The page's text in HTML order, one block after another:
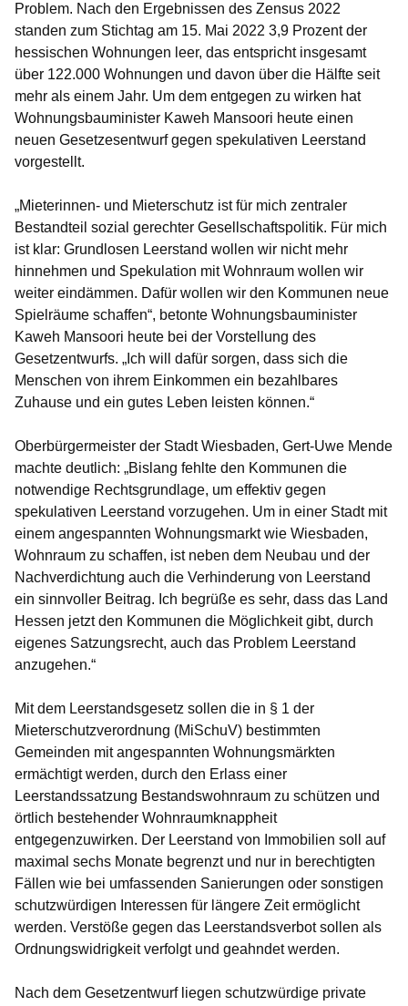
Problem. Nach den Ergebnissen des Zensus 2022
standen zum Stichtag am 15. Mai 2022 3,9 Prozent der
hessischen Wohnungen leer, das entspricht insgesamt
über 122.000 Wohnungen und davon über die Hälfte seit
mehr als einem Jahr. Um dem entgegen zu wirken hat
Wohnungsbauminister Kaweh Mansoori heute einen
neuen Gesetzesentwurf gegen spekulativen Leerstand
vorgestellt.
„Mieterinnen- und Mieterschutz ist für mich zentraler
Bestandteil sozial gerechter Gesellschaftspolitik. Für mich
ist klar: Grundlosen Leerstand wollen wir nicht mehr
hinnehmen und Spekulation mit Wohnraum wollen wir
weiter eindämmen. Dafür wollen wir den Kommunen neue
Spielräume schaffen“, betonte Wohnungsbauminister
Kaweh Mansoori heute bei der Vorstellung des
Gesetzentwurfs. „Ich will dafür sorgen, dass sich die
Menschen von ihrem Einkommen ein bezahlbares
Zuhause und ein gutes Leben leisten können.“
Oberbürgermeister der Stadt Wiesbaden, Gert-Uwe Mende
machte deutlich: „Bislang fehlte den Kommunen die
notwendige Rechtsgrundlage, um effektiv gegen
spekulativen Leerstand vorzugehen. Um in einer Stadt mit
einem angespannten Wohnungsmarkt wie Wiesbaden,
Wohnraum zu schaffen, ist neben dem Neubau und der
Nachverdichtung auch die Verhinderung von Leerstand
ein sinnvoller Beitrag. Ich begrüße es sehr, dass das Land
Hessen jetzt den Kommunen die Möglichkeit gibt, durch
eigenes Satzungsrecht, auch das Problem Leerstand
anzugehen.“
Mit dem Leerstandsgesetz sollen die in § 1 der
Mieterschutzverordnung (MiSchuV) bestimmten
Gemeinden mit angespannten Wohnungsmärkten
ermächtigt werden, durch den Erlass einer
Leerstandssatzung Bestandswohnraum zu schützen und
örtlich bestehender Wohnraumknappheit
entgegenzuwirken. Der Leerstand von Immobilien soll auf
maximal sechs Monate begrenzt und nur in berechtigten
Fällen wie bei umfassenden Sanierungen oder sonstigen
schutzwürdigen Interessen für längere Zeit ermöglicht
werden. Verstöße gegen das Leerstandsverbot sollen als
Ordnungswidrigkeit verfolgt und geahndet werden.
Nach dem Gesetzentwurf liegen schutzwürdige private